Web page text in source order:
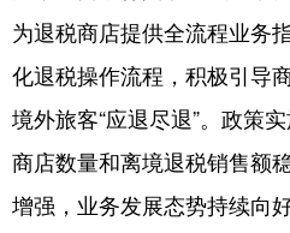
四川 贵州
陕西 甘肃
为退税商店提供全流程业务
化退税操作流程，积极引导
境外旅客“应退尽退”。政策
商店数量和离境退税销售额
增强，业务发展态势持续向好